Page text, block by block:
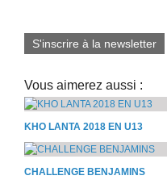
S'inscrire à la newsletter
Vous aimerez aussi :
KHO LANTA 2018 EN U13
CHALLENGE BENJAMINS